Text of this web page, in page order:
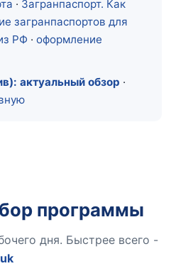
· Загранпаспорт. Как
загранпаспортов для
РФ · оформление
актуальный обзор ·
программы
дня. Быстрее всего -